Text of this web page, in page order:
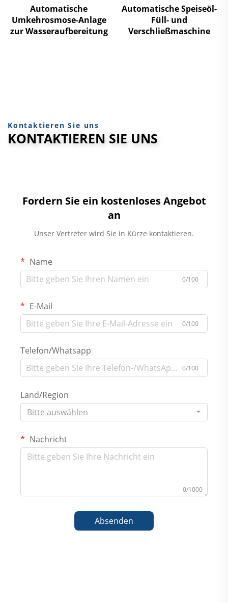
Automatische
Umkehrosmose-Anlage
zur Wasseraufbereitung
Automatische Speiseöl-
Füll- und
Verschließmaschine
Kontaktieren Sie uns
KONTAKTIEREN SIE UNS
Fordern Sie ein kostenloses Angebot
an
Unser Vertreter wird Sie in Kürze kontaktieren.
Name
0/100
E-Mail
0/100
Telefon/Whatsapp
0/100
Land/Region
Bitte auswählen
Nachricht
0/1000
Absenden